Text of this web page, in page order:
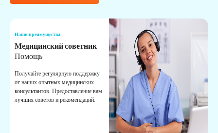
Наши преимущества
Медицинский советник
Помощь
Получайте регулярную поддержку
от наших опытных медицинских
консультантов. Предоставление вам
лучших советов и рекомендаций.